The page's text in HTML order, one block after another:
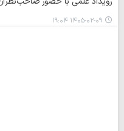
۱۴۰۵-۰۲-۰۹ ۱۹:۰۴